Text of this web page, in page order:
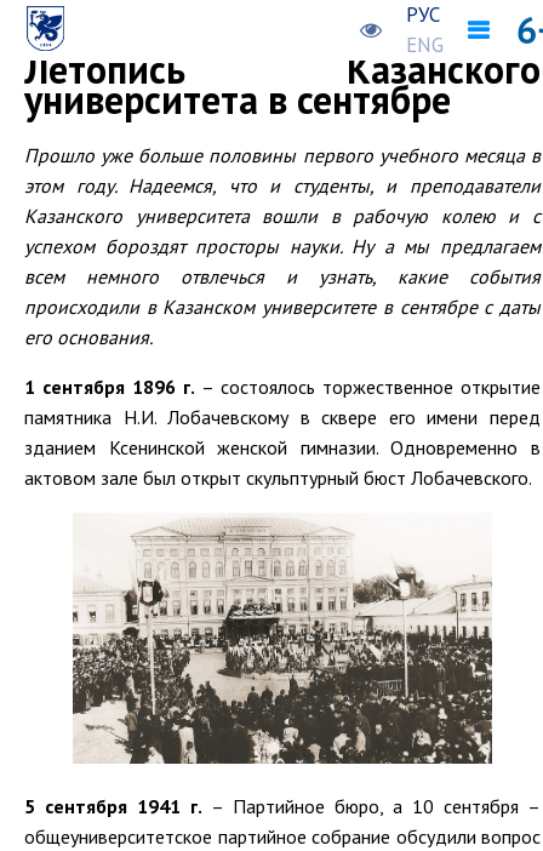
Предыдущая новость Следующая новость
РУС
ENG
Летопись Казанского
университета в сентябре
Прошло уже больше половины первого учебного месяца в
этом году. Надеемся, что и студенты, и преподаватели
Казанского университета вошли в рабочую колею и с
успехом бороздят просторы науки. Ну а мы предлагаем
всем немного отвлечься и узнать, какие события
происходили в Казанском университете в сентябре с даты
его основания.
1 сентября 1896 г. – состоялось торжественное открытие
памятника Н.И. Лобачевскому в сквере его имени перед
зданием Ксенинской женской гимназии. Одновременно в
актовом зале был открыт скульптурный бюст Лобачевского.
5 сентября 1941 г. – Партийное бюро, а 10 сентября –
общеуниверситетское партийное собрание обсудили вопрос